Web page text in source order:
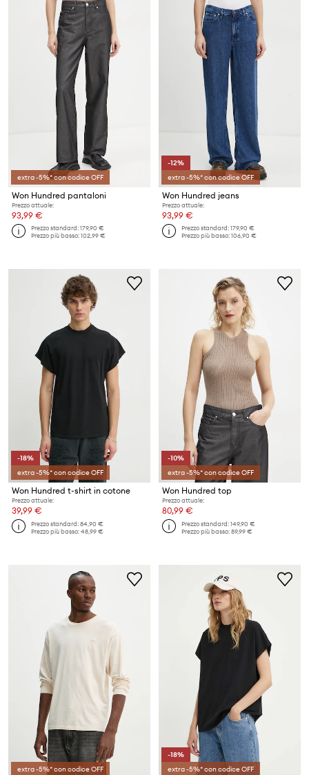
extra -5%* con codice OFF
Won Hundred pantaloni
Prezzo attuale:
93,99 €
Prezzo standard:179,90 €
Prezzo più basso:102,99 €
-12%
extra -5%* con codice OFF
Won Hundred jeans
Prezzo attuale:
93,99 €
Prezzo standard:179,90 €
Prezzo più basso:106,90 €
-18%
extra -5%* con codice OFF
Won Hundred t-shirt in cotone
Prezzo attuale:
39,99 €
Prezzo standard:84,90 €
Prezzo più basso:48,99 €
-10%
extra -5%* con codice OFF
Won Hundred top
Prezzo attuale:
80,99 €
Prezzo standard:149,90 €
Prezzo più basso:89,99 €
extra -5%* con codice OFF
-18%
extra -5%* con codice OFF